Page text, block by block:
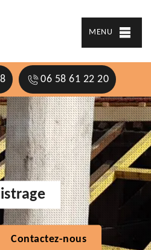
MENU
06 58 61 22 20
Contactez-nous